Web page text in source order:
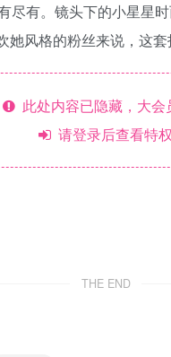
有。镜头下的小星星
风格的粉丝来说，这套
此处内容已隐藏，大会
请登录后查看特权
THE END